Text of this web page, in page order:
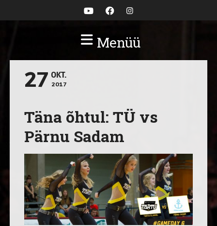
Menüü
27 OKT.
2017
Täna õhtul: TÜ vs
Pärnu Sadam